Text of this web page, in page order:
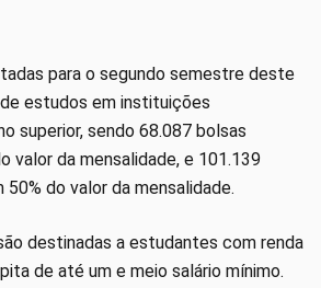
para o segundo semestre deste
estudos em instituições
superior, sendo 68.087 bolsas
valor da mensalidade, e 101.139
50% do valor da mensalidade.
destinadas a estudantes com renda
de até um e meio salário mínimo.